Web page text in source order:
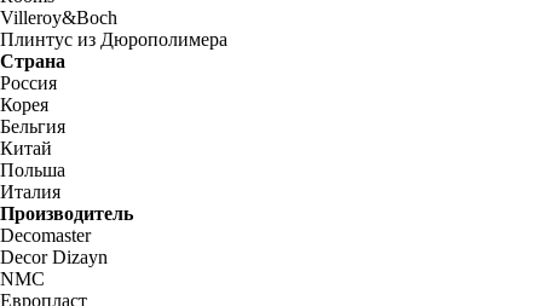
Villeroy&Boch
Плинтус из Дюрополимера
Страна
Россия
Корея
Бельгия
Китай
Польша
Италия
Производитель
Decomaster
Decor Dizayn
NMC
Европласт